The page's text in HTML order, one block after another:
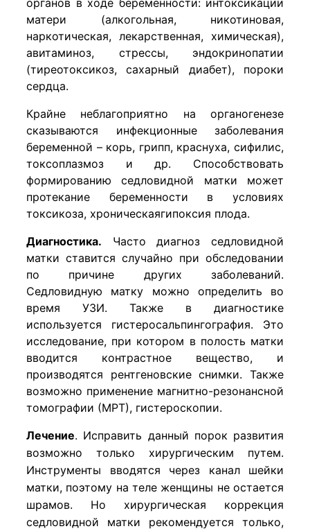
матери (алкогольная, никотиновая,
наркотическая, лекарственная, химическая),
авитаминоз, стрессы, эндокринопатии
(тиреотоксикоз, сахарный диабет), пороки
сердца.
Крайне неблагоприятно на органогенезе
сказываются инфекционные заболевания
беременной – корь, грипп, краснуха, сифилис,
токсоплазмоз и др. Способствовать
формированию седловидной матки может
протекание беременности в условиях
токсикоза, хроническаягипоксия плода.
Диагностика. Часто диагноз седловидной
матки ставится случайно при обследовании
по причине других заболеваний.
Седловидную матку можно определить во
время УЗИ. Также в диагностике
используется гистеросальпингография. Это
исследование, при котором в полость матки
вводится контрастное вещество, и
производятся рентгеновские снимки. Также
возможно применение магнитно-резонансной
томографии (МРТ), гистероскопии.
Лечение. Исправить данный порок развития
возможно только хирургическим путем.
Инструменты вводятся через канал шейки
матки, поэтому на теле женщины не остается
шрамов. Но хирургическая коррекция
седловидной матки рекомендуется только,